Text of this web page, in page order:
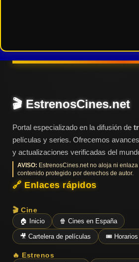
🎬 EstrenosCines.net
Portal especializado en la difusión de
películas y series. Ofrecemos
y actualizaciones verificadas del
AVISO: EstrenosCines.net no aloja ni
contenido protegido por derechos de autor.
🔗 Enlaces rápidos
🎬 Cine
🏠 Inicio 🍿 Cines en España
🎥 Cartelera de películas 🎟️ Horarios
🔥 Estrenos